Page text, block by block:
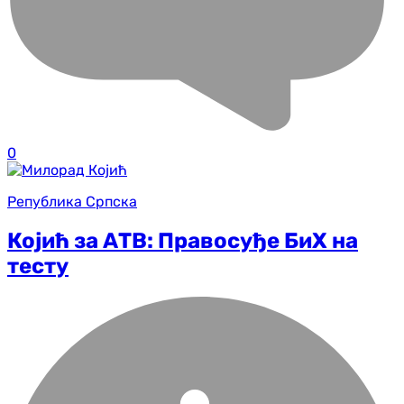
0
Република Српска
Којић за АТВ: Правосуђе БиХ на
тесту